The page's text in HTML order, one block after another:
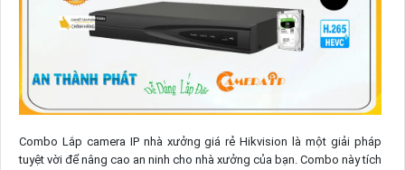
Combo Lắp camera IP nhà xưởng giá rẻ Hikvision là một giải pháp
tuyệt vời để nâng cao an ninh cho nhà xưởng của bạn. Combo này tích